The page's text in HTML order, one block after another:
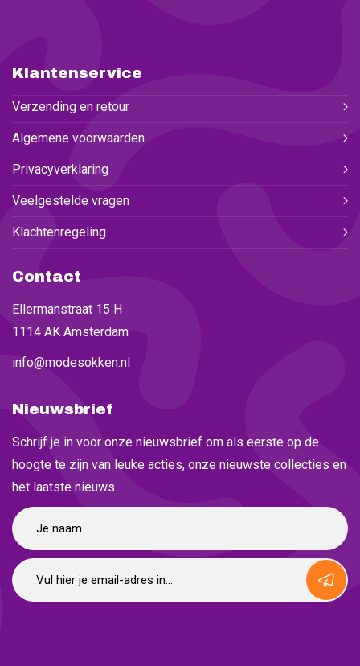
Klantenservice
Verzending en retour
Algemene voorwaarden
Privacyverklaring
Veelgestelde vragen
Klachtenregeling
Contact
Ellermanstraat 15 H
1114 AK Amsterdam
info@modesokken.nl
Nieuwsbrief
Schrijf je in voor onze nieuwsbrief om als eerste op de
hoogte te zijn van leuke acties, onze nieuwste collecties en
het laatste nieuws.